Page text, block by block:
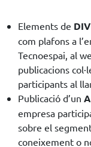
Elements de
com plafons a
Tecnoespai, al
publicacions
participants al
Publicació d’un
empresa
sobre el
coneixement o